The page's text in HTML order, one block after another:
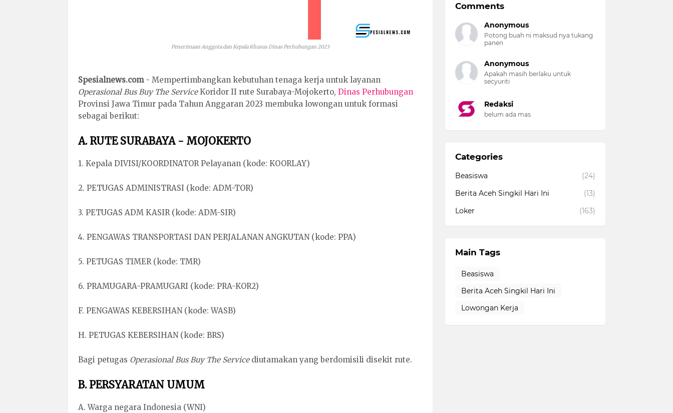
Penerimaan Anggota dan Kepala Khusus Dinas Perhubungan 2023
Spesialnews.com- Mempertimbangkan kebutuhan tenaga kerja untuk layanan
Operasional Bus Buy The ServiceKoridor II rute Surabaya-Mojokerto, Dinas Perhubungan
Provinsi Jawa Timur pada Tahun Anggaran 2023 membuka lowongan untuk formasi
sebagai berikut:
A. RUTE SURABAYA - MOJOKERTO
1. Kepala DIVISI/KOORDINATOR Pelayanan (kode: KOORLAY)
2. PETUGAS ADMINISTRASI (kode: ADM-TOR)
3. PETUGAS ADM KASIR (kode: ADM-SIR)
4. PENGAWAS TRANSPORTASI DAN PERJALANAN ANGKUTAN (kode: PPA)
5. PETUGAS TIMER (kode: TMR)
6. PRAMUGARA-PRAMUGARI (kode: PRA-KOR2)
F. PENGAWAS KEBERSIHAN (kode: WASB)
H. PETUGAS KEBERSIHAN (kode: BRS)
Bagi petugas Operasional Bus Buy The Servicediutamakan yang berdomisili disekit rute.
B. PERSYARATAN UMUM
A. Warga negara Indonesia (WNI)
Comments
Anonymous
Potong buah ni maksud nya tukang
panen
Anonymous
Apakah masih berlaku untuk
secyuriti
Redaksi
belum ada mas
Categories
Beasiswa
(24)
Berita Aceh Singkil Hari Ini
(13)
Loker
(163)
Main Tags
Beasiswa
Berita Aceh Singkil Hari Ini
Lowongan Kerja